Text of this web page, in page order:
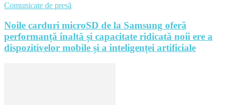
Comunicate de presă
Noile carduri microSD de la Samsung oferă
performanță înaltă și capacitate ridicată noii ere a
dispozitivelor mobile și a inteligenței artificiale